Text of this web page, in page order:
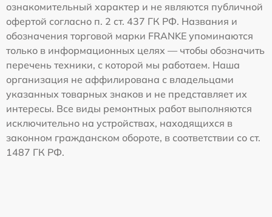
ознакомительный характер и не являются публичной
офертой согласно п. 2 ст. 437 ГК РФ. Названия и
обозначения торговой марки FRANKE упоминаются
только в информационных целях — чтобы обозначить
перечень техники, с которой мы работаем. Наша
организация не аффилирована с владельцами
указанных товарных знаков и не представляет их
интересы. Все виды ремонтных работ выполняются
исключительно на устройствах, находящихся в
законном гражданском обороте, в соответствии со ст.
1487 ГК РФ.